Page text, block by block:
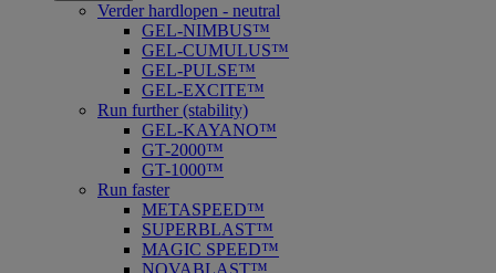
Verder hardlopen - neutral
GEL-NIMBUS™
GEL-CUMULUS™
GEL-PULSE™
GEL-EXCITE™
Run further (stability)
GEL-KAYANO™
GT-2000™
GT-1000™
Run faster
METASPEED™
SUPERBLAST™
MAGIC SPEED™